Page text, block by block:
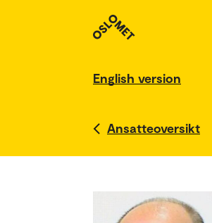
English version
Ansatteoversikt